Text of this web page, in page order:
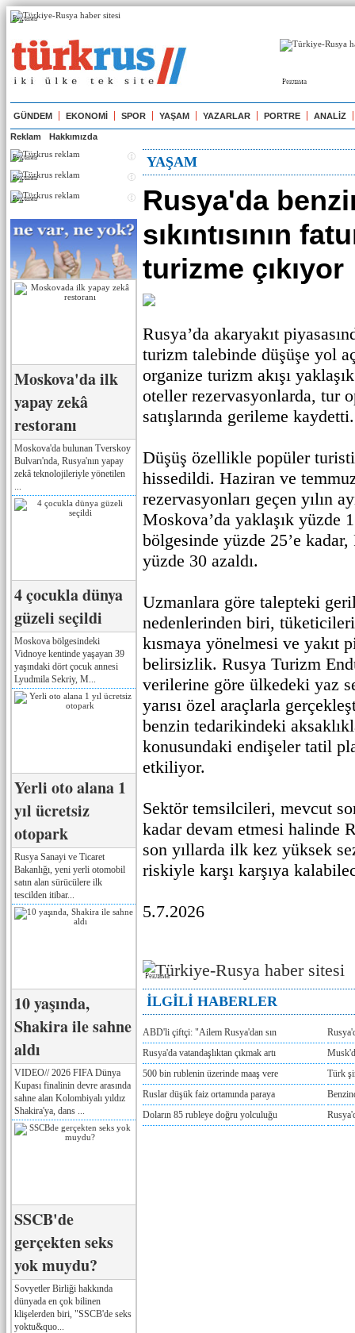
Реклама
Реклама
GÜNDEM EKONOMİ SPOR YAŞAM YAZARLAR PORTRE ANALİZ
Reklam Hakkımızda
Реклама
Реклама
Реклама
Moskova'da ilk
yapay zekâ
restoranı
Moskova'da bulunan Tverskoy
Bulvarı'nda, Rusya'nın yapay
zekâ teknolojileriyle yönetilen
4 çocukla dünya
güzeli seçildi
Moskova bölgesindeki
Vidnoye kentinde yaşayan 39
yaşındaki dört çocuk annesi
Lyudmila Sekriy, M...
Yerli oto alana 1
yıl ücretsiz
otopark
Rusya Sanayi ve Ticaret
Bakanlığı, yeni yerli otomobil
satın alan sürücülere ilk
tescilden itibar...
10 yaşında,
Shakira ile sahne
aldı
VIDEO// 2026 FIFA Dünya
Kupası finalinin devre arasında
sahne alan Kolombiyalı yıldız
Shakira'ya, dans ...
SSCB'de
gerçekten seks
yok muydu?
Sovyetler Birliği hakkında
dünyada en çok bilinen
klişelerden biri, "SSCB'de seks
yoktu&quo...
YAŞAM
Rusya'da
sıkıntısının
turizme çıkıyor
Rusya’da akaryakıt
turizm talebinde düşüşe yol
organize turizm akışı
oteller rezervasyonlarda, tur
satışlarında gerileme kaydetti.
Düşüş özellikle popüler
hissedildi. Haziran ve
rezervasyonları geçen yılın
Moskova’da yaklaşık yüzde
bölgesinde yüzde 25’e
yüzde 30 azaldı.
Uzmanlara göre talepteki
nedenlerinden biri,
kısmaya yönelmesi ve yakıt
belirsizlik. Rusya Turizm
verilerine göre ülkedeki yaz
yarısı özel araçlarla
benzin tedarikindeki
konusundaki endişeler tatil
etkiliyor.
Sektör temsilcileri, mevcut
kadar devam etmesi halinde
son yıllarda ilk kez yüksek
riskiyle karşı karşıya
5.7.2026
Реклама
İLGİLİ HABERLER
ABD'li çiftçi: "Ailem Rusya'dan sın
Rusya'da vatandaşlıktan çıkmak artı
500 bin rublenin üzerinde maaş vere
Türk
Ruslar düşük faiz ortamında paraya
Doların 85 rubleye doğru yolculuğu